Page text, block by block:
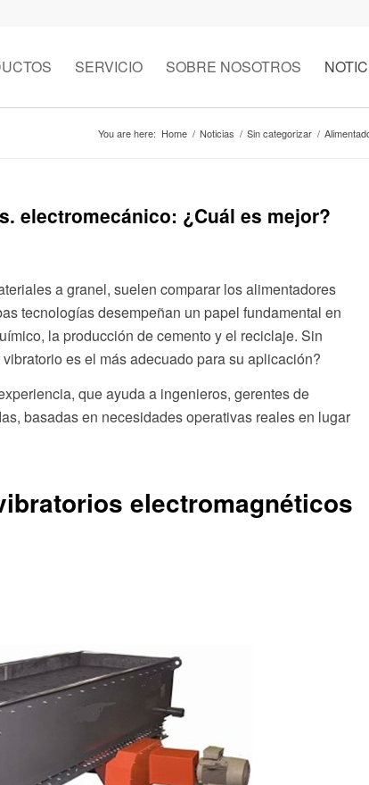
SERVICIO SOBRE NOSOTROS
You are here: Home / Noticias / Sin categorizar /
electromecánico: ¿Cuál es mejor?
a granel, suelen comparar los alimentadores
tecnologías desempeñan un papel fundamental en
la producción de cemento y el reciclaje. Sin
es el más adecuado para su aplicación?
que ayuda a ingenieros, gerentes de
basadas en necesidades operativas reales en lugar
electromagnéticos